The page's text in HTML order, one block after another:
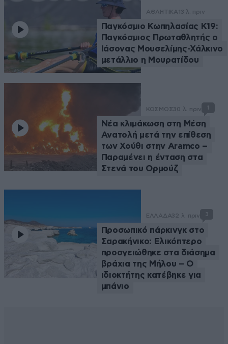
ΑΘΛΗΤΙΚΑ 13 λ. πριν
Παγκόσμιο Κωπηλασίας Κ19:
Παγκόσμιος Πρωταθλητής ο
Ιάσονας Μουσελίμης-Χάλκινο
μετάλλιο η Μουρατίδου
ΚΟΣΜΟΣ30 λ. πριν
Νέα κλιμάκωση στη Μέση
Ανατολή μετά την επίθεση
των Χούθι στην Aramco –
Παραμένει η ένταση στα
Στενά του Ορμούζ
ΕΛΛΑΔΑ32 λ. πριν 3
Προσωπικό πάρκινγκ στο
Σαρακήνικο: Ελικόπτερο
προσγειώθηκε στα διάσημα
βράχια της Μήλου – Ο
ιδιοκτήτης κατέβηκε για
μπάνιο